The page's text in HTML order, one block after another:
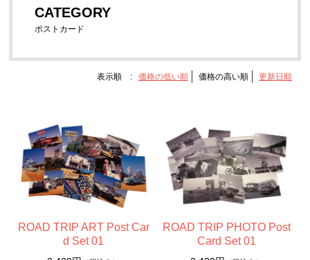
キャンバスアート_Pサイズ
P10号_スタンダード 530x410mm
F20号 ラージ 727x606mm
F10号 スタンダード 530x455mm
F4号 コンパクト 333x242mm
A4サイズ
CATEGORY
ポストカード
表示順 : 価格の低い順 価格の高い順 更新日順
ROAD TRIP ART Post Car
d Set 01
ROAD TRIP PHOTO Post
Card Set 01